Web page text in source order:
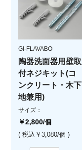
GI-FLAVABO
陶器洗面器用壁取
付ネジキット(コ
ンクリート・木下
地兼用)
サイズ：
￥2,800/個
( 税込￥3,080/個 )